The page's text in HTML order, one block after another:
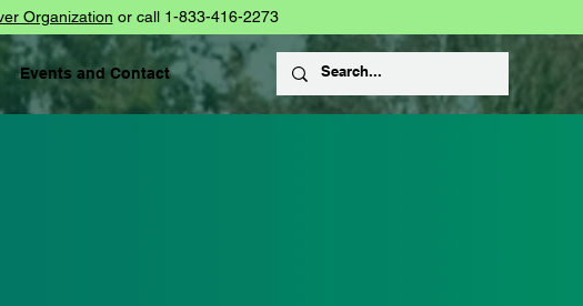
Organization or call 1-833-416-2273
Events and Contact